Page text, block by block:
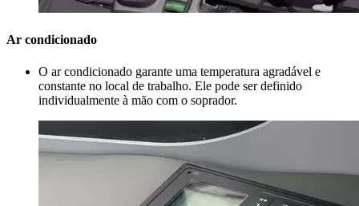
Ar condicionado
O ar condicionado garante uma temperatura agradável e
constante no local de trabalho. Ele pode ser definido
individualmente à mão com o soprador.